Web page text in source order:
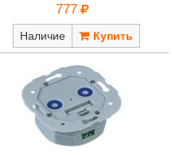
777
Наличие